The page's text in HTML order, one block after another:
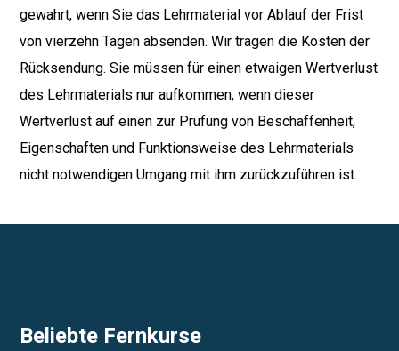
gewahrt, wenn Sie das Lehrmaterial vor Ablauf der Frist
von vierzehn Tagen absenden. Wir tragen die Kosten der
Rücksendung. Sie müssen für einen etwaigen Wertverlust
des Lehrmaterials nur aufkommen, wenn dieser
Wertverlust auf einen zur Prüfung von Beschaffenheit,
Eigenschaften und Funktionsweise des Lehrmaterials
nicht notwendigen Umgang mit ihm zurückzuführen ist.
Beliebte Fernkurse